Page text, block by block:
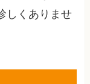
しくありませ